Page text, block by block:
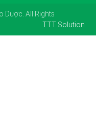
Dược. All Rights
TTT Solution